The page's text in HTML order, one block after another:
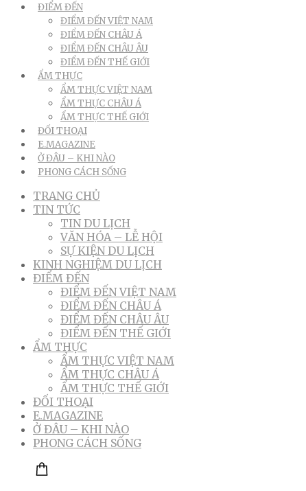
ĐIỂM ĐẾN
ĐIỂM ĐẾN VIỆT NAM
ĐIỂM ĐẾN CHÂU Á
ĐIỂM ĐẾN CHÂU ÂU
ĐIỂM ĐẾN THẾ GIỚI
ẨM THỰC
ẨM THỰC VIỆT NAM
ẨM THỰC CHÂU Á
ẨM THỰC THẾ GIỚI
ĐỐI THOẠI
E.MAGAZINE
Ở ĐÂU – KHI NÀO
PHONG CÁCH SỐNG
TRANG CHỦ
TIN TỨC
TIN DU LỊCH
VĂN HÓA – LỄ HỘI
SỰ KIỆN DU LỊCH
KINH NGHIỆM DU LỊCH
ĐIỂM ĐẾN
ĐIỂM ĐẾN VIỆT NAM
ĐIỂM ĐẾN CHÂU Á
ĐIỂM ĐẾN CHÂU ÂU
ĐIỂM ĐẾN THẾ GIỚI
ẨM THỰC
ẨM THỰC VIỆT NAM
ẨM THỰC CHÂU Á
ẨM THỰC THẾ GIỚI
ĐỐI THOẠI
E.MAGAZINE
Ở ĐÂU – KHI NÀO
PHONG CÁCH SỐNG